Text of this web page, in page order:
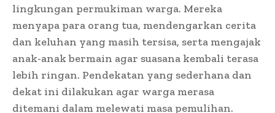
lingkungan permukiman warga. Mereka
menyapa para orang tua, mendengarkan cerita
dan keluhan yang masih tersisa, serta mengajak
anak-anak bermain agar suasana kembali terasa
lebih ringan. Pendekatan yang sederhana dan
dekat ini dilakukan agar warga merasa
ditemani dalam melewati masa pemulihan.